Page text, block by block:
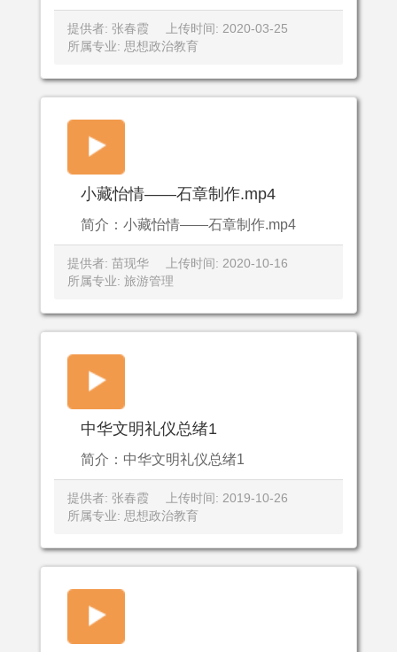
提供者: 张春霞
上传时间: 2020-03-25
所属专业: 思想政治教育
小藏怡情——石章制作.mp4
简介：小藏怡情——石章制作.mp4
提供者: 苗现华
上传时间: 2020-10-16
所属专业: 旅游管理
中华文明礼仪总绪1
简介：中华文明礼仪总绪1
提供者: 张春霞
上传时间: 2019-10-26
所属专业: 思想政治教育